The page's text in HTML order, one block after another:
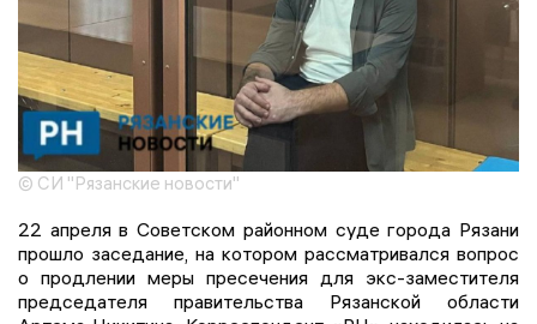
© СИ "Рязанские новости"
22 апреля в Советском районном суде города Рязани
прошло заседание, на котором рассматривался вопрос
о продлении меры пресечения для экс-заместителя
председателя правительства Рязанской области